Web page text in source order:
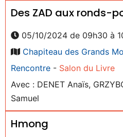
Des ZAD aux ronds-
05/10/2024 de 09h30 à
Chapiteau des Grands
Rencontre - Salon du Livre
Avec : DENET Anaïs,
Samuel
Hmong